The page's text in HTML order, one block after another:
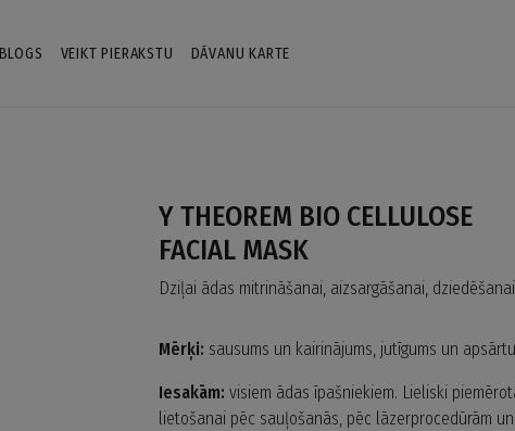
BLOGS VEIKT PIERAKSTU DĀVANU KARTE
Y THEOREM BIO CELLULOSE
FACIAL MASK
Dziļai ādas mitrināšanai, aizsargāšanai,
Mērķi: sausums un kairinājums, jutīgums un
Iesakām: visiem ādas īpašniekiem. Lieliski
lietošanai pēc sauļošanās, pēc lāzerprocedūrām un